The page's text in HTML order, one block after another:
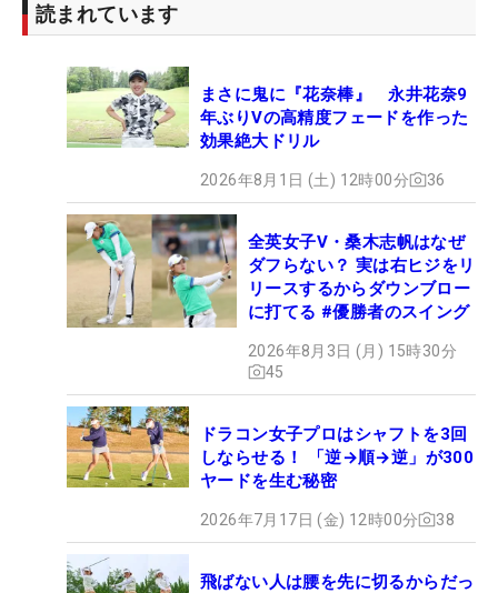
読まれています
まさに鬼に『花奈棒』 永井花奈9
年ぶりVの高精度フェードを作った
効果絶大ドリル
2026年8月1日 (土) 12時00分 36
全英女子V・桑木志帆はなぜ
ダフらない？ 実は右ヒジをリ
リースするからダウンブロー
に打てる #優勝者のスイング
2026年8月3日 (月) 15時30分
45
ドラコン女子プロはシャフトを3回
しならせる！ 「逆→順→逆」が300
ヤードを生む秘密
2026年7月17日 (金) 12時00分 38
飛ばない人は腰を先に切るからだっ